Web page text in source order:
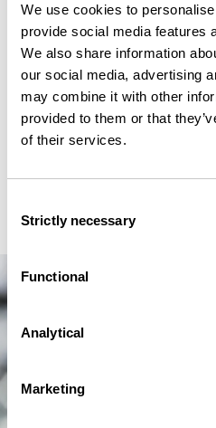
We use cookies to
provide social media features
We also share information
our social media, advertising
may combine it with other
provided to them or that
of their services.
Selection
Strictly necessary
Functional
Analytical
Marketing